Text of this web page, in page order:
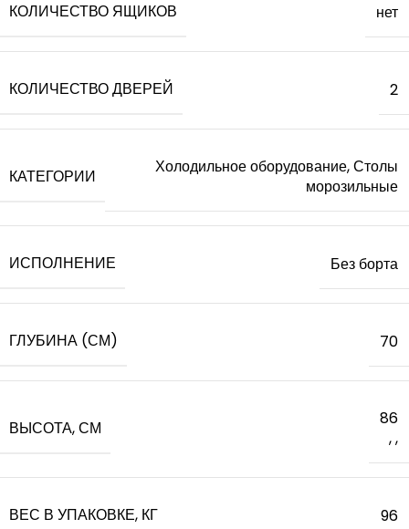
КОЛИЧЕСТВО ЯЩИКОВ нет
КОЛИЧЕСТВО ДВЕРЕЙ 2
КАТЕГОРИИ
Холодильное оборудование, Столы
морозильные
ИСПОЛНЕНИЕ Без борта
ГЛУБИНА (СМ) 70
ВЫСОТА, СМ
86
,,
ВЕС В УПАКОВКЕ, КГ 96